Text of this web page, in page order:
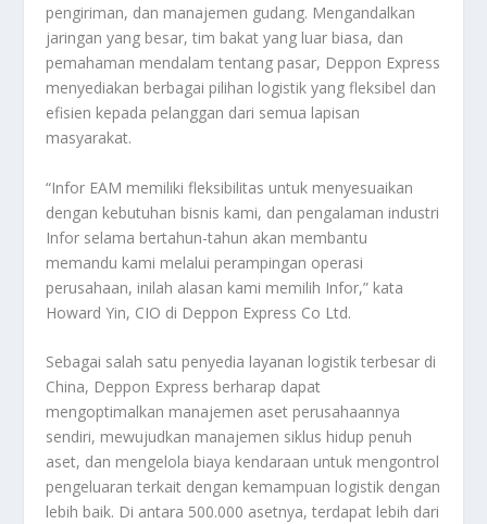
pengiriman, dan manajemen gudang. Mengandalkan
jaringan yang besar, tim bakat yang luar biasa, dan
pemahaman mendalam tentang pasar, Deppon Express
menyediakan berbagai pilihan logistik yang fleksibel dan
efisien kepada pelanggan dari semua lapisan
masyarakat.
“Infor EAM memiliki fleksibilitas untuk menyesuaikan
dengan kebutuhan bisnis kami, dan pengalaman industri
Infor selama bertahun-tahun akan membantu
memandu kami melalui perampingan operasi
perusahaan, inilah alasan kami memilih Infor,” kata
Howard Yin, CIO di Deppon Express Co Ltd.
Sebagai salah satu penyedia layanan logistik terbesar di
China, Deppon Express berharap dapat
mengoptimalkan manajemen aset perusahaannya
sendiri, mewujudkan manajemen siklus hidup penuh
aset, dan mengelola biaya kendaraan untuk mengontrol
pengeluaran terkait dengan kemampuan logistik dengan
lebih baik. Di antara 500.000 asetnya, terdapat lebih dari